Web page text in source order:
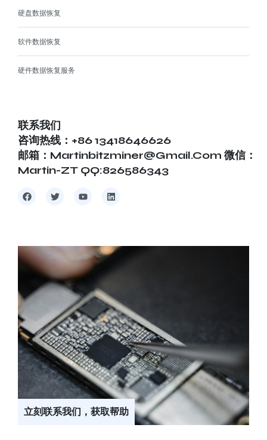
硬盘数据恢复
软件数据恢复
硬件数据恢复服务
联系我们
咨询热线：+86 13418646626
邮箱：martinbitzminer@gmail.com 微信：
Martin-ZT QQ:826586343
立刻联系我们，获取帮助